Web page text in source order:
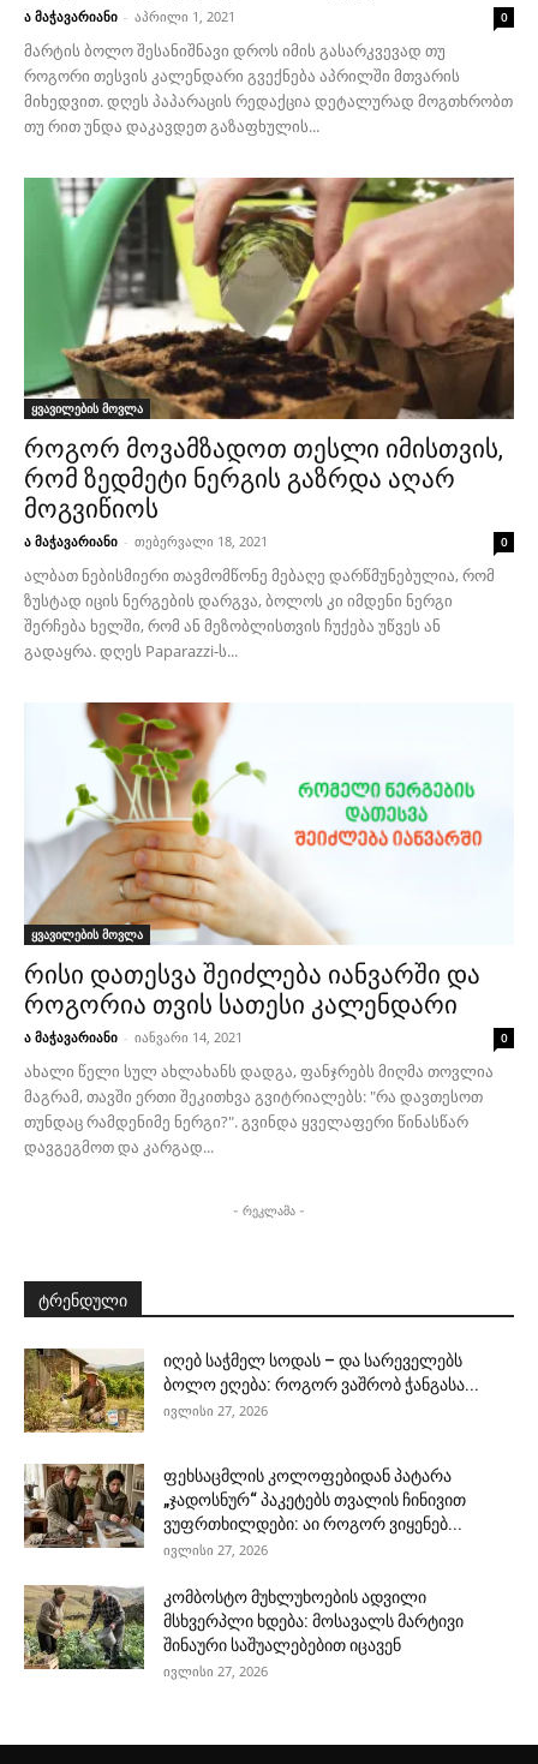
ა მაჭავარიანი - აპრილი 1, 2021 0
მარტის ბოლო შესანიშნავი დროს იმის გასარკვევად თუ
როგორი თესვის კალენდარი გვექნება აპრილში მთვარის
მიხედვით. დღეს პაპარაცის რედაქცია დეტალურად მოგთხრობთ
თუ რით უნდა დაკავდეთ გაზაფხულის...
ყვავილების მოვლა
როგორ მოვამზადოთ თესლი იმისთვის,
რომ ზედმეტი ნერგის გაზრდა აღარ
მოგვიწიოს
ა მაჭავარიანი - თებერვალი 18, 2021 0
ალბათ ნებისმიერი თავმომწონე მებაღე დარწმუნებულია, რომ
ზუსტად იცის ნერგების დარგვა, ბოლოს კი იმდენი ნერგი
შერჩება ხელში, რომ ან მეზობლისთვის ჩუქება უწვეს ან
გადაყრა. დღეს Paparazzi-ს...
ყვავილების მოვლა
რისი დათესვა შეიძლება იანვარში და
როგორია თვის სათესი კალენდარი
ა მაჭავარიანი - იანვარი 14, 2021 0
ახალი წელი სულ ახლახანს დადგა, ფანჯრებს მიღმა თოვლია
მაგრამ, თავში ერთი შეკითხვა გვიტრიალებს: "რა დავთესოთ
თუნდაც რამდენიმე ნერგი?". გვინდა ყველაფერი წინასწარ
დავგეგმოთ და კარგად...
- რეკლამა -
ტრენდული
იღებ საჭმელ სოდას – და სარეველებს
ბოლო ეღება: როგორ ვაშრობ ჭანგასა...
ივლისი 27, 2026
ფეხსაცმლის კოლოფებიდან პატარა
„ჯადოსნურ“ პაკეტებს თვალის ჩინივით
ვუფრთხილდები: აი როგორ ვიყენებ...
ივლისი 27, 2026
კომბოსტო მუხლუხოების ადვილი
მსხვერპლი ხდება: მოსავალს მარტივი
შინაური საშუალებებით იცავენ
ივლისი 27, 2026